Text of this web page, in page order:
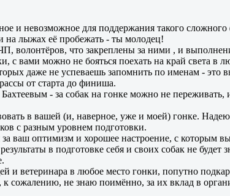
и невозможное для поддержания такого
на лыжах её пробежать - ты молодец!
волонтёров, что закреплены за ними , и
вами можно не бояться поехать на край света в
даже не успеваешь запомнить по именам -
от старта до финиша.
- за собак на гонке можно не переживать,
в вашей (и, наверное, уже и моей) гонке.
с разным уровнем подготовки.
оптимизм и хорошее настроение, с которым вы
в подготовке себя и своих собак не будет
и ветеринара в любое место гонки, попутно
сожалению, не знаю поимённо, за их вклад в